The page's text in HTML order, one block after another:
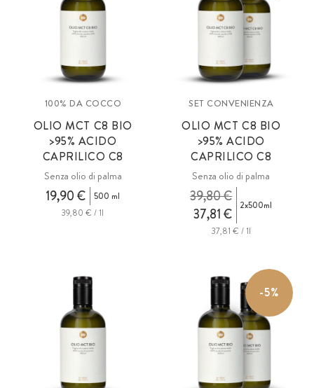
100% DA COCCO
OLIO MCT C8 BIO
>95% ACIDO
CAPRILICO C8
Senza olio di palma
19,90 €
500 ml
39,80 € / 1l
SET CONVENIENZA
OLIO MCT C8 BIO
>95% ACIDO
CAPRILICO C8
Senza olio di palma
37,81 €
39,80 € 2x500ml
37,81 € / 1l
-5%